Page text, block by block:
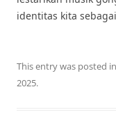
identitas kita
This entry was posted in
2025.